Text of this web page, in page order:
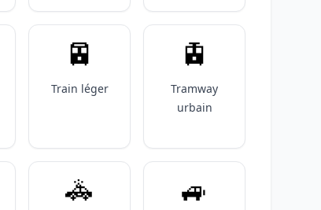
🚈
Train léger
🚊
Tramway
urbain
🚓 🚙